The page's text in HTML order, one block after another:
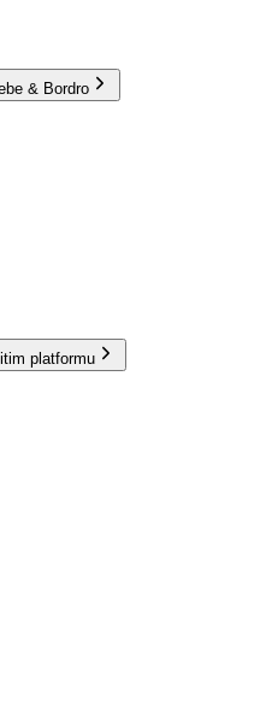
& Bordro
platformu